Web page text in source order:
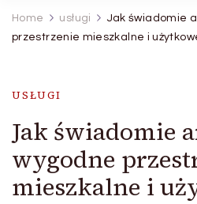
Home usługi
Jak świadomie
przestrzenie mieszkalne i
USŁUGI
Jak świadomie
wygodne
mieszkalne i